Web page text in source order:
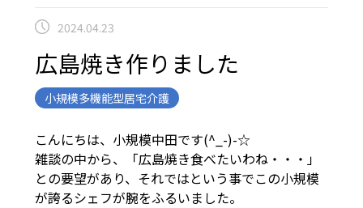
2024.04.23
広島焼き作りました
小規模多機能型居宅介護
こんにちは、小規模中田です(^_-)-☆
雑談の中から、「広島焼き食べたいわね・・・」
との要望があり、それではという事でこの小規模
が誇るシェフが腕をふるいました。